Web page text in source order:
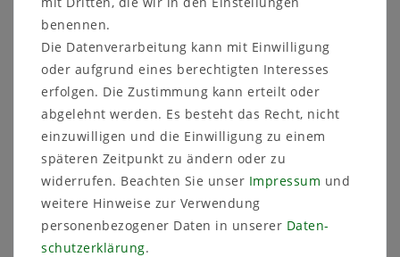
durchsichtige Pflanztöpfe – passend für
gängige Orchideenarten.
Innovatives Belüftungssystem: Die
Pflanztöpfe stehen durch einen integrierten
Keramik-Absatz erhöht im Übertopf –
schützt zuverlässig vor Staunässe und
fördert gesunde Wurzeln.
Hochwertige Materialien
: Handgefertigt aus
robuster Westerwälder Keramik – langlebig,
formstabil und absolut stilvoll.
Vielseitige Trendfarben: Erhältlich in
glänzenden Farbtönen wiegelb, grau,
grünoderflaume
benennen.
Die Datenverarbeitung kann mit Einwilligung
oder aufgrund eines berechtigten Interesses
erfolgen. Die Zustimmung kann erteilt oder
abgelehnt werden. Es besteht das Recht, nicht
einzuwilligen und die Einwilligung zu einem
späteren Zeitpunkt zu ändern oder zu
widerrufen. Beachten Sie unser Impressum und
weitere Hinweise zur Verwendung
personenbezogener Daten in unserer Daten­
schutz­erklärung.